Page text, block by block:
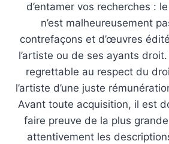
d’entamer vos recherches :
n’est malheureusement
contrefaçons et d’œuvres
l’artiste ou de ses ayants
regrettable au respect du
l’artiste d’une juste
Avant toute acquisition, il est
faire preuve de la plus
attentivement les